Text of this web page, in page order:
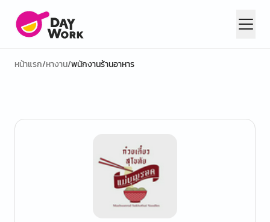
หน้าแรก/หางาน/พนักงานร้านอาหาร